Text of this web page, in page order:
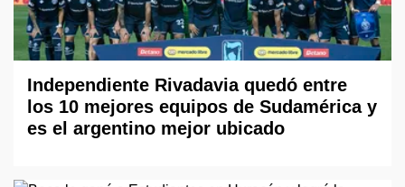
Independiente Rivadavia quedó entre
los 10 mejores equipos de Sudamérica y
es el argentino mejor ubicado